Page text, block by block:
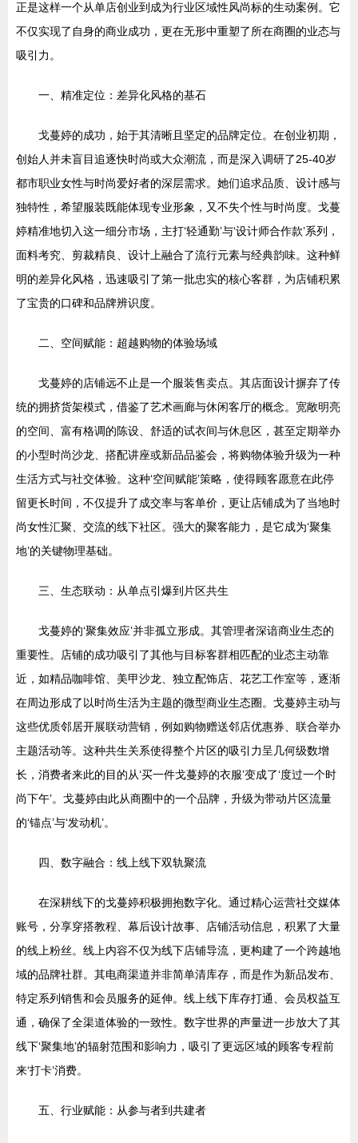
正是这样一个从单店创业到成为行业区域性风尚标的生动案例。它
不仅实现了自身的商业成功，更在无形中重塑了所在商圈的业态与
吸引力。
一、精准定位：差异化风格的基石
戈蔓婷的成功，始于其清晰且坚定的品牌定位。在创业初期，
创始人并未盲目追逐快时尚或大众潮流，而是深入调研了25-40岁
都市职业女性与时尚爱好者的深层需求。她们追求品质、设计感与
独特性，希望服装既能体现专业形象，又不失个性与时尚度。戈蔓
婷精准地切入这一细分市场，主打‘轻通勤’与‘设计师合作款’系列，
面料考究、剪裁精良、设计上融合了流行元素与经典韵味。这种鲜
明的差异化风格，迅速吸引了第一批忠实的核心客群，为店铺积累
了宝贵的口碑和品牌辨识度。
二、空间赋能：超越购物的体验场域
戈蔓婷的店铺远不止是一个服装售卖点。其店面设计摒弃了传
统的拥挤货架模式，借鉴了艺术画廊与休闲客厅的概念。宽敞明亮
的空间、富有格调的陈设、舒适的试衣间与休息区，甚至定期举办
的小型时尚沙龙、搭配讲座或新品品鉴会，将购物体验升级为一种
生活方式与社交体验。这种‘空间赋能’策略，使得顾客愿意在此停
留更长时间，不仅提升了成交率与客单价，更让店铺成为了当地时
尚女性汇聚、交流的线下社区。强大的聚客能力，是它成为‘聚集
地’的关键物理基础。
三、生态联动：从单点引爆到片区共生
戈蔓婷的‘聚集效应’并非孤立形成。其管理者深谙商业生态的
重要性。店铺的成功吸引了其他与目标客群相匹配的业态主动靠
近，如精品咖啡馆、美甲沙龙、独立配饰店、花艺工作室等，逐渐
在周边形成了以时尚生活为主题的微型商业生态圈。戈蔓婷主动与
这些优质邻居开展联动营销，例如购物赠送邻店优惠券、联合举办
主题活动等。这种共生关系使得整个片区的吸引力呈几何级数增
长，消费者来此的目的从‘买一件戈蔓婷的衣服’变成了‘度过一个时
尚下午’。戈蔓婷由此从商圈中的一个品牌，升级为带动片区流量
的‘锚点’与‘发动机’。
四、数字融合：线上线下双轨聚流
在深耕线下的戈蔓婷积极拥抱数字化。通过精心运营社交媒体
账号，分享穿搭教程、幕后设计故事、店铺活动信息，积累了大量
的线上粉丝。线上内容不仅为线下店铺导流，更构建了一个跨越地
域的品牌社群。其电商渠道并非简单清库存，而是作为新品发布、
特定系列销售和会员服务的延伸。线上线下库存打通、会员权益互
通，确保了全渠道体验的一致性。数字世界的声量进一步放大了其
线下‘聚集地’的辐射范围和影响力，吸引了更远区域的顾客专程前
来‘打卡’消费。
五、行业赋能：从参与者到共建者